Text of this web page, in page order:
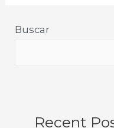
Buscar
Recent